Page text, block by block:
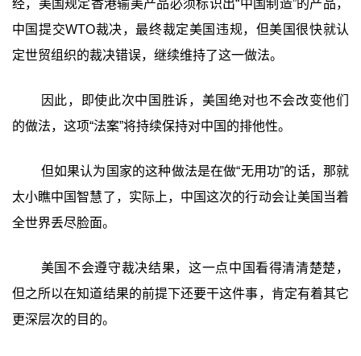
经，美国规定香港输美产品必须标识出“中国制造”的产品，
中国提交WTO裁决，最终裁定美国违规，但美国很快就认
定世贸组织的裁决错误，继续维持了这一做法。
因此，即使此次中国胜诉，美国绝对也不会改变他们
的做法，这项“法案”将持续保持对中国的排他性。
但如果认为国家的这种做法是在做“无用功”的话，那就
太小瞧中国智慧了，实际上，中国这次的行动会让美国当着
全世界丢尽脸面。
美国不会遵守裁决结果，这一点中国看得清清楚楚，
但之所以在知道结果的前提下还要干这件事，肯定有着其它
更深层次的目的。